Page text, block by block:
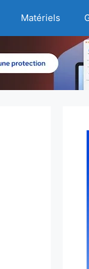
Matériels